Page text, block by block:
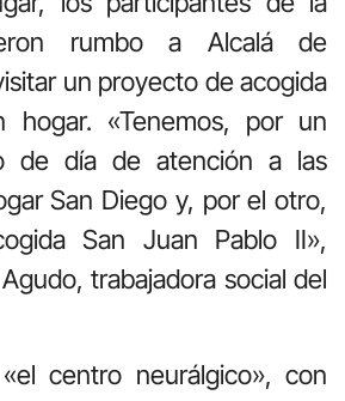
rumbo a Alcalá de
un proyecto de acogida
hogar. «Tenemos, por un
de día de atención a las
San Diego y, por el otro,
San Juan Pablo II»,
trabajadora social del
centro neurálgico», con